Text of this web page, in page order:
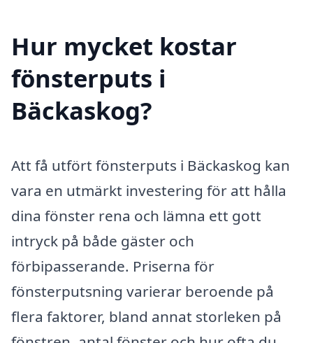
Hur mycket kostar
fönsterputs i
Bäckaskog?
Att få utfört fönsterputs i Bäckaskog kan
vara en utmärkt investering för att hålla
dina fönster rena och lämna ett gott
intryck på både gäster och
förbipasserande. Priserna för
fönsterputsning varierar beroende på
flera faktorer, bland annat storleken på